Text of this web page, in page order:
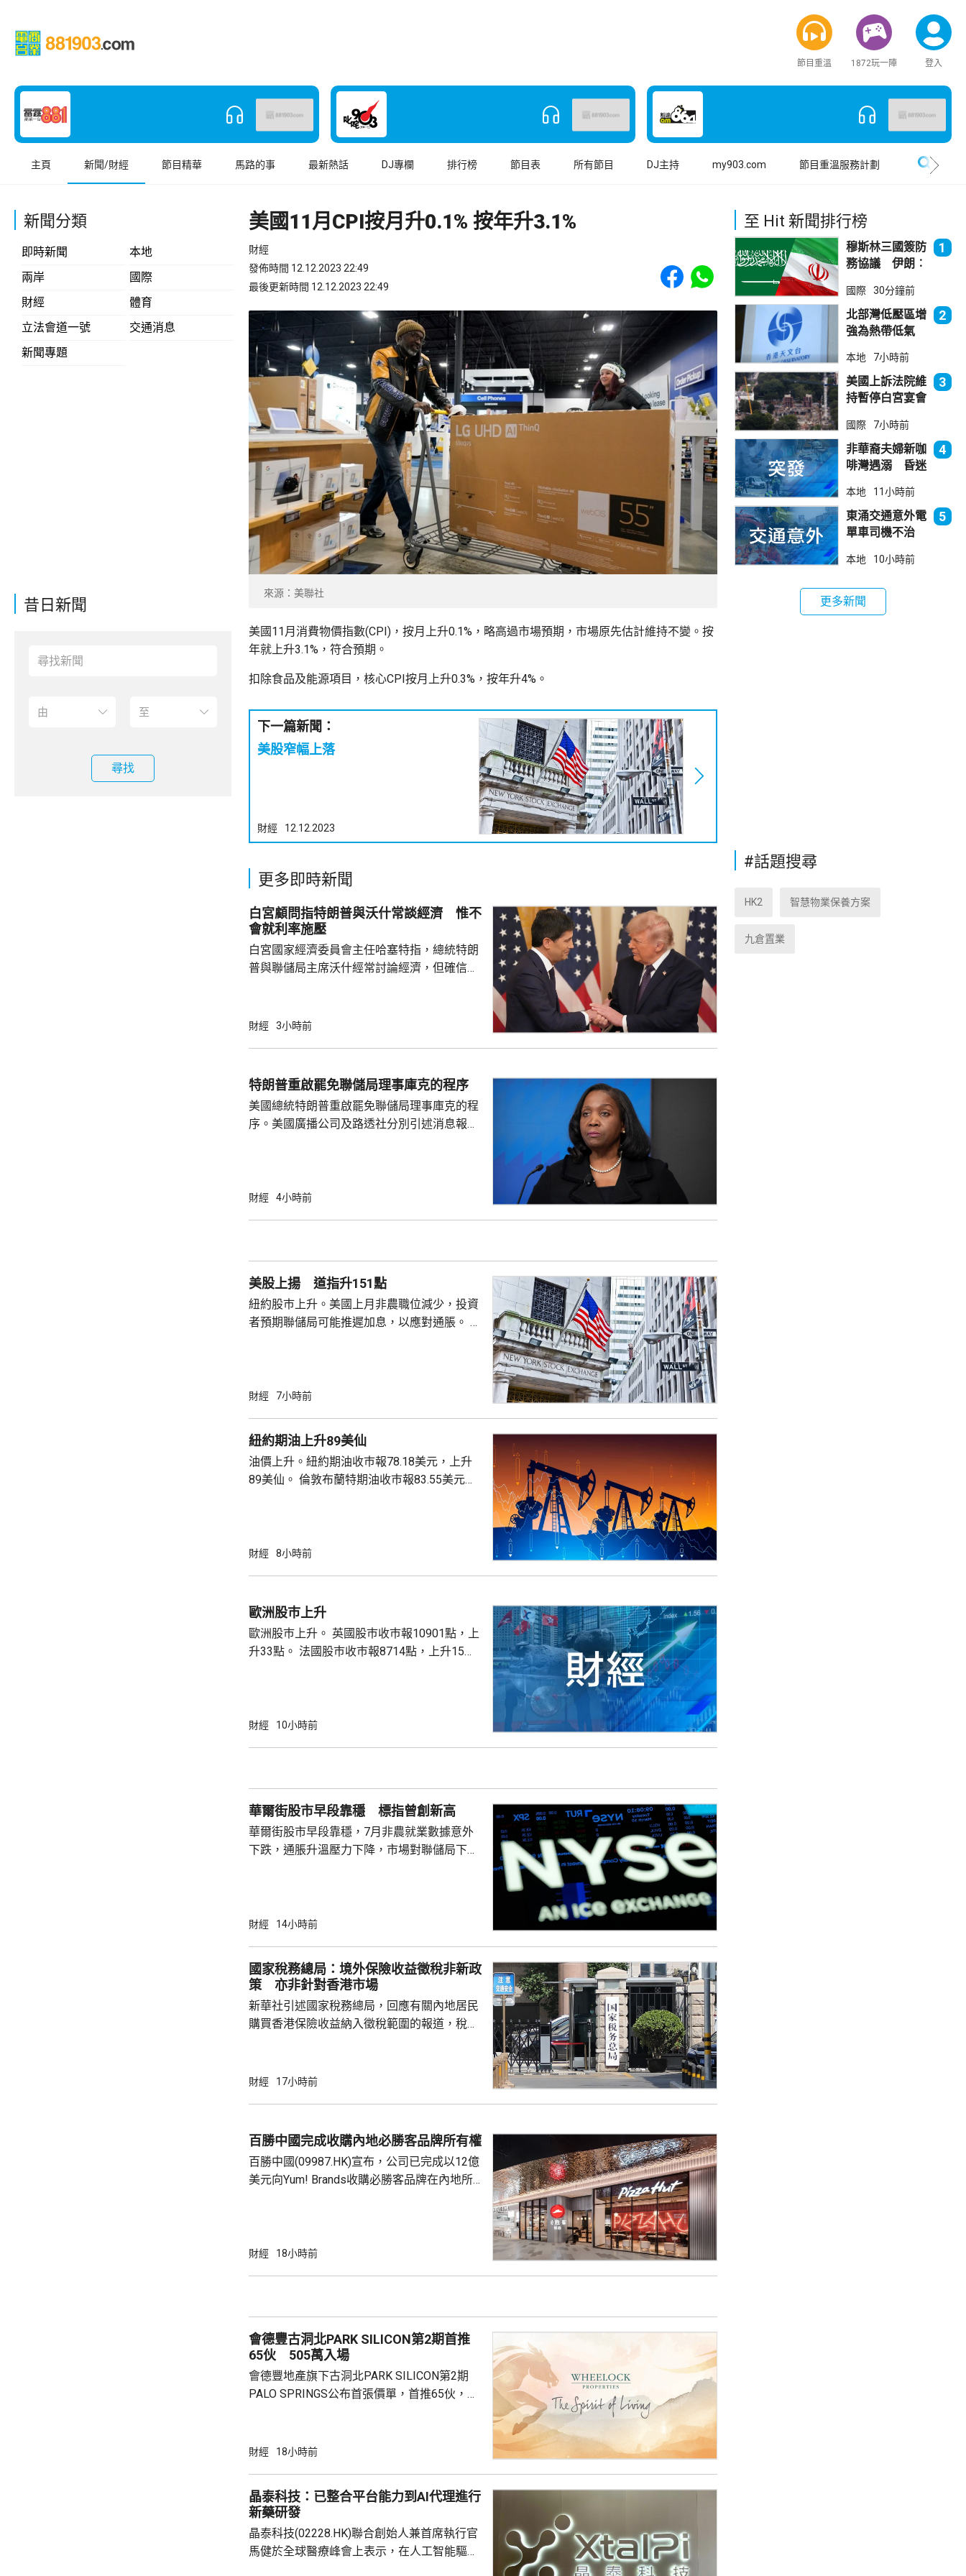
節目重溫 1872玩一陣 登入
主頁 新聞/財經 節目精華 馬路的事 最新熱話 DJ專欄 排行榜 節目表 所有節目 DJ主持 my903.com 節目重溫服務計劃
新聞分類
即時新聞
本地
兩岸
國際
財經
體育
立法會道一號
交通消息
新聞專題
昔日新聞
尋找
美國11月CPI按月升0.1% 按年升3.1%
財經
發佈時間 12.12.2023 22:49
最後更新時間 12.12.2023 22:49
Share to Facebook
Share to WhatsApp
來源：美聯社
美國11月消費物價指數(CPI)，按月上升0.1%，略高過市場預期，市場原先估計維持不變。按
年就上升3.1%，符合預期。
扣除食品及能源項目，核心CPI按月上升0.3%，按年升4%。
下一篇新聞：
美股窄幅上落
財經 12.12.2023
更多即時新聞
白宮顧問指特朗普與沃什常談經濟 惟不
會就利率施壓
白宮國家經濟委員會主任哈塞特指，總統特朗
普與聯儲局主席沃什經常討論經濟，但確信特
什和特朗普長期以來關係非常密切，一直會討
見，令外界質疑特朗普可能試圖影響聯儲局決
策。不過日程顯示，沃什6月沒與特朗普通話
或會談，只是與財長貝森特進行三次早餐
會，...
財經 3小時前
特朗普重啟罷免聯儲局理事庫克的程序
美國總統特朗普重啟罷免聯儲局理事庫克的程
序。美國廣播公司及路透社分別引述消息報
事的誠信產生質疑，因此特朗普正考慮撒銷她
財經 4小時前
美股上揚 道指升151點
紐約股巿上升。美國上月非農職位減少，投資
者預期聯儲局可能推遲加息，以應對通脹。 道
上升47點。 總計整個星期，納指上升5.2%。
財經 7小時前
紐約期油上升89美仙
油價上升。紐約期油收巿報78.18美元，上升
89美仙。 倫敦布蘭特期油收巿報83.55美元，
財經 8小時前
歐洲股巿上升
歐洲股巿上升。 英國股巿收巿報10901點，上
升33點。 法國股巿收巿報8714點，上升15
財經 10小時前
華爾街股市早段靠穩 標指曾創新高
華爾街股市早段靠穩，7月非農就業數據意外
下跌，通脹升溫壓力下降，市場對聯儲局下月
53965點，升80點； 標準普爾500指數報7737
財經 14小時前
國家稅務總局：境外保險收益徵稅非新政
策 亦非針對香港市場
新華社引述國家稅務總局，回應有關內地居民
購買香港保險收益納入徵稅範圍的報道，稅務
行納稅義務，境外保險收益也屬於應納稅所得
從境外取得，包括保險收益在內，應依法繳納
個人所得稅，是國際通行做法，亦是中國個人
所得稅法實施以來，一直堅持的基本原則...
財經 17小時前
百勝中國完成收購內地必勝客品牌所有權
百勝中國(09987.HK)宣布，公司已完成以12億
美元向Yum! Brands收購必勝客品牌在內地所
800家。 免去向Yum! Brands支付3%的特許經
財經 18小時前
會德豐古洞北PARK SILICON第2期首推
65伙 505萬入場
會德豐地產旗下古洞北PARK SILICON第2期
PALO SPRINGS公布首張價單，首推65伙，扣
實均呎17671元。項目明日開放示範單位予公
財經 18小時前
晶泰科技：已整合平台能力到AI代理進行
新藥研發
晶泰科技(02228.HK)聯合創始人兼首席執行官
馬健於全球醫療峰會上表示，在人工智能驅動
至 Hit 新聞排行榜
穆斯林三國簽防
務協議 伊朗︰
安全
1
國際 30分鐘前
北部灣低壓區增
強為熱帶低氣
本港直接威脅不
大
2
本地 7小時前
美國上訴法院維
持暫停白宮宴會
3
國際 7小時前
非華裔夫婦新咖
啡灣遇溺 昏迷
4
本地 11小時前
東涌交通意外電
單車司機不治
駕今早提堂
5
本地 10小時前
更多新聞
#話題搜尋
HK2 智慧物業保養方案
九倉置業